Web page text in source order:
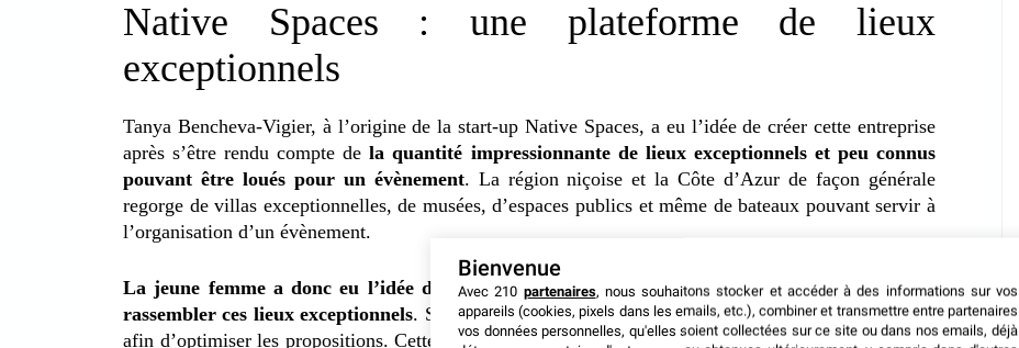
Native Spaces : une plateforme de lieux
exceptionnels
Tanya Bencheva-Vigier, à l’origine de la start-up Native Spaces, a eu l’idée de créer cette entreprise
après s’être rendu compte dela quantité impressionnante de lieux exceptionnels et peu connus
pouvant être loués pour un évènement. La région niçoise et la Côte d’Azur de façon générale
regorge de villas exceptionnelles, de musées, d’espaces publics et même de bateaux pouvant servir à
l’organisation d’un évènement.
La jeune femme a donc eu l’idée de créer une plateforme dans l’idée de « Airbnb » afin de
rassembler ces lieux exceptionnels. Sa start-up a développé une intelligence artificielle (IA) maison
afin d’optimiser les propositions. Cette IA est régulièrement améliorée avec les retours des clients. A
Bienvenue
Avec 210 partenaires, nous souhaitons stocker et accéder à des informations sur vos
appareils (cookies, pixels dans les emails, etc.), combiner et transmettre entre partenaires
vos données personnelles, qu'elles soient collectées sur ce site ou dans nos emails, déjà